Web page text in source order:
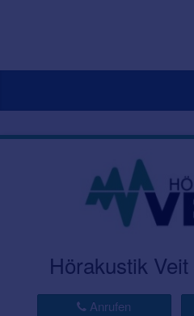
Hörakustik
Anrufen